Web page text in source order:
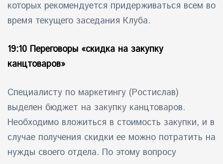
которых рекомендуется придерживаться всем во
время текущего заседания Клуба.
19:10 Переговоры «скидка на закупку
канцтоваров»
Специалисту по маркетингу (Ростислав)
выделен бюджет на закупку канцтоваров.
Необходимо вложиться в стоимость закупки, и в
случае получения скидки ее можно потратить на
нужды своего отдела. По этому вопросу